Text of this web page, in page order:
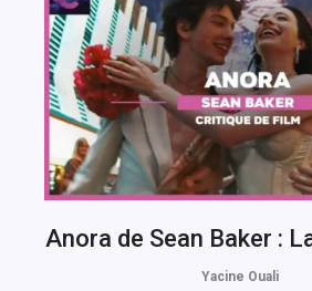
Anora de Sean Baker :
Yacine Ouali